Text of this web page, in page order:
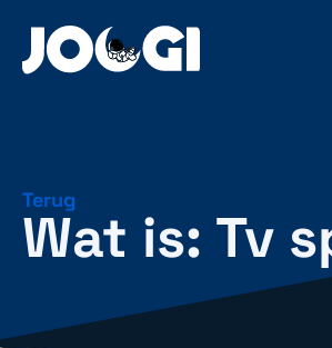
Terug
Wat is: Tv